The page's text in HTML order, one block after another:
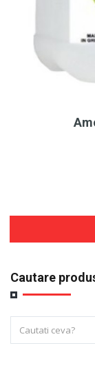
Cautare